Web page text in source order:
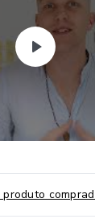
negócio
de